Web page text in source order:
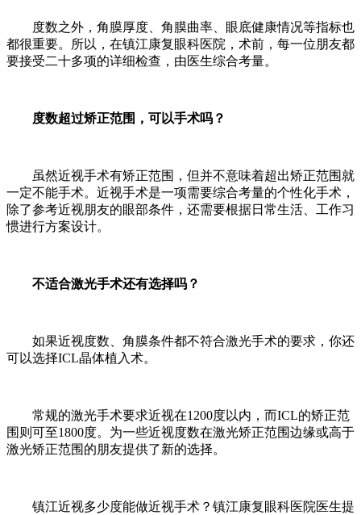
度数之外，角膜厚度、角膜曲率、眼底健康情况等指标也
都很重要。所以，在镇江康复眼科医院，术前，每一位朋友都
要接受二十多项的详细检查，由医生综合考量。
度数超过矫正范围，可以手术吗？
虽然近视手术有矫正范围，但并不意味着超出矫正范围就
一定不能手术。近视手术是一项需要综合考量的个性化手术，
除了参考近视朋友的眼部条件，还需要根据日常生活、工作习
惯进行方案设计。
不适合激光手术还有选择吗？
如果近视度数、角膜条件都不符合激光手术的要求，你还
可以选择ICL晶体植入术。
常规的激光手术要求近视在1200度以内，而ICL的矫正范
围则可至1800度。为一些近视度数在激光矫正范围边缘或高于
激光矫正范围的朋友提供了新的选择。
镇江近视多少度能做近视手术？镇江康复眼科医院医生提